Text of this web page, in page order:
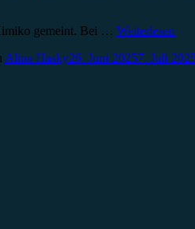
gemeint. Bei … Weiterlesen
Alina Hasky26. Juni 20257. Juli